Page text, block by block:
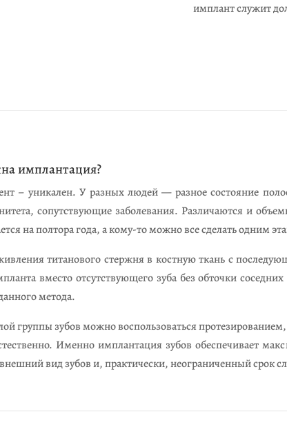
имплант служит
имплантация?
– уникален. У разных людей — разное состояние
сопутствующие заболевания. Различаются и
на полтора года, а кому-то можно все сделать одним
титанового стержня в костную ткань с
вместо отсутствующего зуба без обточки
метода.
группы зубов можно воспользоваться
Именно имплантация зубов обеспечивает
вид зубов и, практически, неограниченный срок